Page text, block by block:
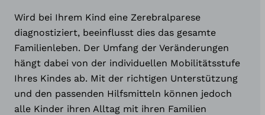
Wird bei Ihrem Kind eine Zerebralparese
diagnostiziert, beeinflusst dies das gesamte
Familienleben. Der Umfang der Veränderungen
hängt dabei von der individuellen Mobilitätsstufe
Ihres Kindes ab. Mit der richtigen Unterstützung
und den passenden Hilfsmitteln können jedoch
alle Kinder ihren Alltag mit ihren Familien